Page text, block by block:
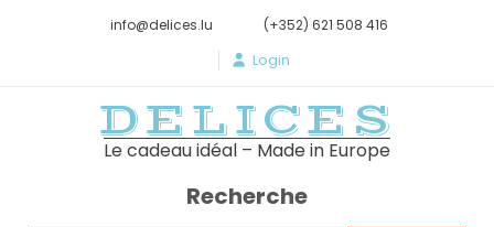
info@delices.lu (+352) 621 508 416
Login
DELICES
Le cadeau idéal – Made in Europe
Recherche